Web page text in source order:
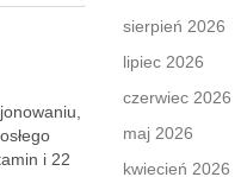
i 22
sierpień 2026
lipiec 2026
czerwiec 2026
maj 2026
kwiecień 2026